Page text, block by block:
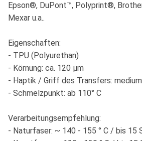
Epson®, DuPont™, Polyprint®,
Mexar u.a..
Eigenschaften:
- TPU (Polyurethan)
- Körnung: ca. 120 μm
- Haptik / Griff des Transfers:
- Schmelzpunkt: ab 110° C
Verarbeitungsempfehlung:
- Naturfaser: ~ 140 - 155 ° C / bis 15